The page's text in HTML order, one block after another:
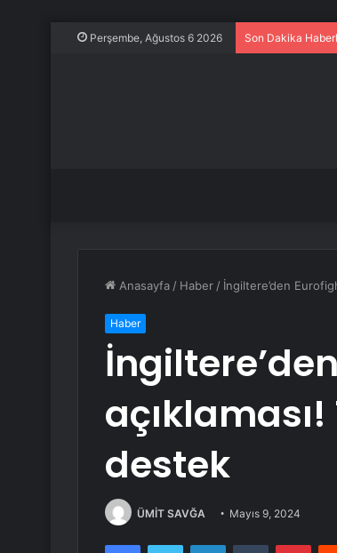
Perşembe, Ağustos 6 2026 Son Dakika
Anasayfa / Haber / İngiltere’den
Haber
destek
ÜMİT SAVĞA Mayıs 9, 2024
FacebookTwitter LinkedInTumblr